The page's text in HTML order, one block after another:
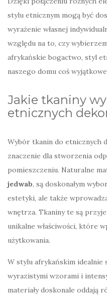
stylu etnicznym mogą być
wyrażenie własnej
względu na to, czy
afrykańskie bogactwo, styl
naszego domu coś
Jakie tkaniny
etnicznych
Wybór tkanin do etnicznych
znaczenie dla stworzenia
pomieszczeniu. Naturalne
jedwab, są doskonałym
estetyki, ale także
wnętrza. Tkaniny te są
unikalne właściwości, które
użytkowania.
W stylu afrykańskim idealnie
wyrazistymi wzorami i
materiały doskonale oddają